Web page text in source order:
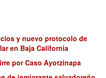
y nuevo protocolo de
en Baja California
por Caso Ayotzinapa